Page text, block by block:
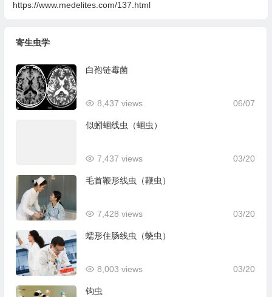
https://www.medelites.com/137.html
寄生虫学
白孢链霉菌
06/07
8,437 views
似蚓蛔线虫（蛔虫）
03/20
7,437 views
毛首鞭形线虫（鞭虫）
03/20
7,428 views
蠕形住肠线虫（蛲虫）
03/20
8,003 views
钩虫